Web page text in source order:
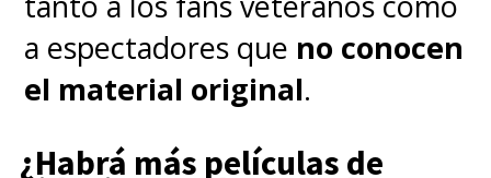
a espectadores que no conocen
el material original.
¿Habrá más películas de